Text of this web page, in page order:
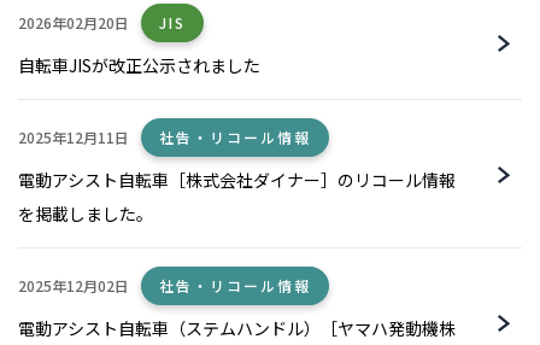
2026年02月20日 JIS
自転車JISが改正公示されました
2025年12月11日 社告・リコール情報
電動アシスト自転車［株式会社ダイナー］のリコール情報
を掲載しました。
2025年12月02日 社告・リコール情報
電動アシスト自転車（ステムハンドル）［ヤマハ発動機株